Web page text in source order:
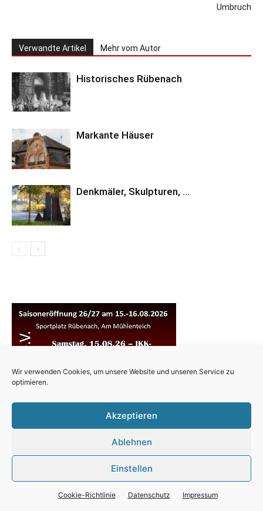
Wir verwenden Cookies, um unsere Website und unseren Service zu
optimieren.
Akzeptieren
Ablehnen
Einstellen
Cookie-Richtlinie Datenschutz Impressum
Umbruch
Verwandte Artikel Mehr vom Autor
Historisches Rübenach
Markante Häuser
Denkmäler, Skulpturen, …